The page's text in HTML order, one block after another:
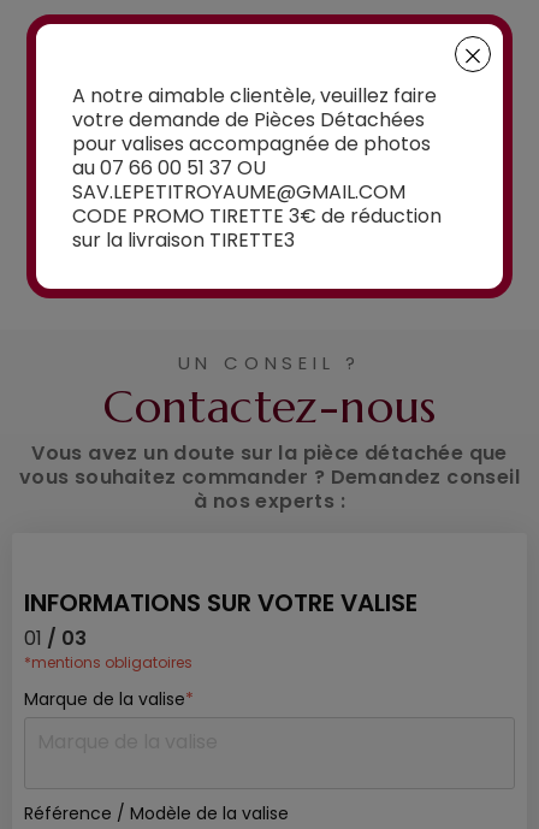
15,00€
à partir de
15,00€
UN CONSEIL ?
Contactez-nous
Vous avez un doute sur la pièce détachée que
vous souhaitez commander ? Demandez conseil
à nos experts :
INFORMATIONS SUR VOTRE VALISE
01 / 03
*mentions obligatoires
Marque de la valise*
Référence / Modèle de la valise
A notre aimable clientèle, veuillez faire
votre demande de Pièces Détachées
pour valises accompagnée de photos
au 07 66 00 51 37 OU
SAV.LEPETITROYAUME@GMAIL.COM
CODE PROMO TIRETTE 3€ de réduction
sur la livraison TIRETTE3